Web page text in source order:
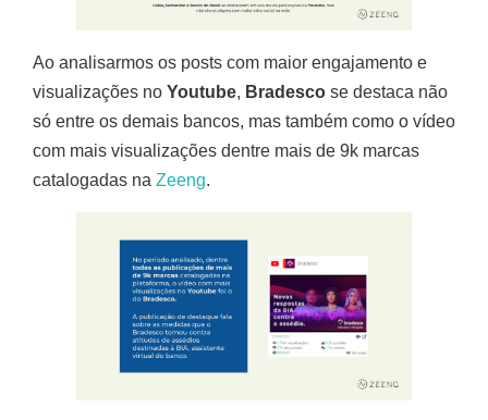
Ao analisarmos os posts com maior engajamento e
visualizações no Youtube, Bradesco se destaca não
só entre os demais bancos, mas também como o vídeo
com mais visualizações dentre mais de 9k marcas
catalogadas na Zeeng.